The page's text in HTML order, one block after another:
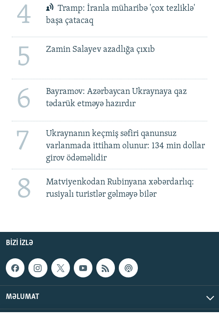
4
Tramp: İranla müharibə 'çox tezliklə'
başa çatacaq
5 Zamin Salayev azadlığa çıxıb
6
Bayramov: Azərbaycan Ukraynaya qaz
tədarük etməyə hazırdır
7
Ukraynanın keçmiş səfiri qanunsuz
varlanmada ittiham olunur: 134 min dollar
girov ödəməlidir
8
Matviyenkodan Rubinyana xəbərdarlıq:
rusiyalı turistlər gəlməyə bilər
BIZI IZLƏ
MƏLUMAT